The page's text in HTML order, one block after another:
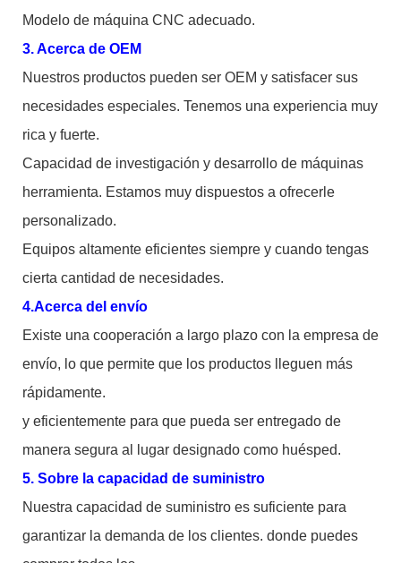
Modelo de máquina CNC adecuado.
3. Acerca de OEM
Nuestros productos pueden ser OEM y satisfacer sus
necesidades especiales. Tenemos una experiencia muy
rica y fuerte.
Capacidad de investigación y desarrollo de máquinas
herramienta. Estamos muy dispuestos a ofrecerle
personalizado.
Equipos altamente eficientes siempre y cuando tengas
cierta cantidad de necesidades.
4.Acerca del envío
Existe una cooperación a largo plazo con la empresa de
envío, lo que permite que los productos lleguen más
rápidamente.
y eficientemente para que pueda ser entregado de
manera segura al lugar designado como huésped.
5. Sobre la capacidad de suministro
Nuestra capacidad de suministro es suficiente para
garantizar la demanda de los clientes. donde puedes